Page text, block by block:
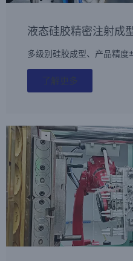
液态硅胶精密注射成
多级别硅胶成型、产品精度
了解更多